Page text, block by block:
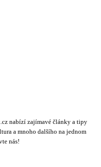
nabízí zajímavé články a tipy
a mnoho dalšího na jednom
nás!